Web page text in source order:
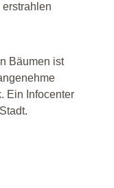
Bäumen ist
Ein Infocenter